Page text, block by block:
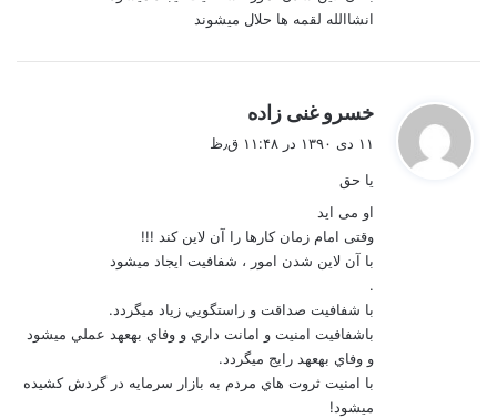
انشاالله لقمه ها حلال میشوند
خسرو غنی زاده
۱۱ دی ۱۳۹۰ در ۱۱:۴۸ ق٫ظ
یا حق
او می اید
وقتی امام زمان کارها را آن لاین کند !!!
با آن لاین شدن امور ، شفافيت ايجاد مي‏شود
.
با شفافيت صداقت و راست‏گويي زياد مي‏گردد.
باشفافيت امنيت و امانت داري و وفاي به‏عهد عملي مي‏شود
و وفاي به‏عهد رايج مي‏گردد.
با امنيت ثروت هاي مردم به بازار سرمايه در گردش كشيده
مي‏شود!